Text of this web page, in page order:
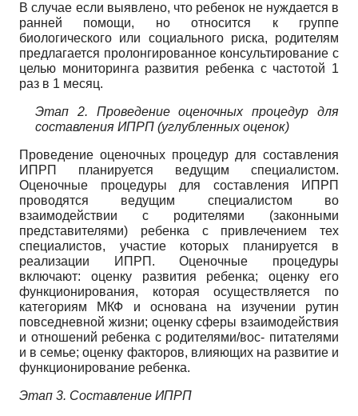
В случае если выявлено, что ребенок не нуждается в
ранней помощи, но относится к группе
биологического или социального риска, родителям
предлагается пролонгированное консультирование с
целью мониторинга развития ребенка с частотой 1
раз в 1 месяц.
Этап 2. Проведение оценочных процедур для
составления ИПРП (углубленных оценок)
Проведение оценочных процедур для составления
ИПРП планируется ведущим специалистом.
Оценочные процедуры для составления ИПРП
проводятся ведущим специалистом во
взаимодействии с родителями (законными
представителями) ребенка с привлечением тех
специалистов, участие которых планируется в
реализации ИПРП. Оценочные процедуры
включают: оценку развития ребенка; оценку его
функционирования, которая осуществляется по
категориям МКФ и основана на изучении рутин
повседневной жизни; оценку сферы взаимодействия
и отношений ребенка с родителями/вос- питателями
и в семье; оценку факторов, влияющих на развитие и
функционирование ребенка.
Этап 3. Составление ИПРП